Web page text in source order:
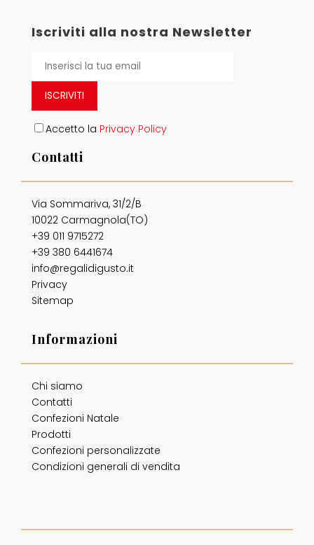
Iscriviti alla nostra Newsletter
ISCRIVITI
Accetto la Privacy Policy
Contatti
Via Sommariva, 31/2/B
10022 Carmagnola(TO)
+39 011 9715272
+39 380 6441674
info@regalidigusto.it
Privacy
Sitemap
Informazioni
Chi siamo
Contatti
Confezioni Natale
Prodotti
Confezioni personalizzate
Condizioni generali di vendita